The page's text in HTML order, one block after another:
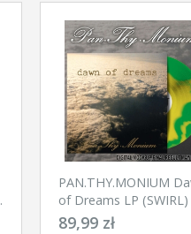
PAN.THY.MONIUM
of Dreams LP (SWIRL)
89,99 zł